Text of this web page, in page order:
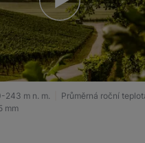
243 m n. m.
Průměrná roční
mm